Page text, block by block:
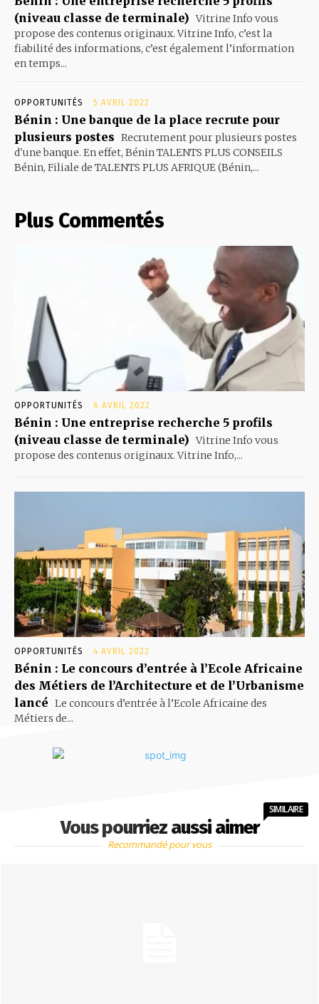
(niveau classe de terminale) Vitrine Info vous
propose des contenus originaux. Vitrine Info, c’est la
fiabilité des informations, c’est également l’information
en temps...
OPPORTUNITÉS 5 AVRIL 2022
Bénin : Une banque de la place recrute pour
plusieurs postes Recrutement pour plusieurs postes
d'une banque. En effet, Bénin TALENTS PLUS CONSEILS
Bénin, Filiale de TALENTS PLUS AFRIQUE (Bénin,...
Plus Commentés
OPPORTUNITÉS 6 AVRIL 2022
Bénin : Une entreprise recherche 5 profils
(niveau classe de terminale) Vitrine Info vous
propose des contenus originaux. Vitrine Info,...
OPPORTUNITÉS 4 AVRIL 2022
Bénin : Le concours d’entrée à l’Ecole Africaine
des Métiers de l’Architecture et de l’Urbanisme
lancé Le concours d’entrée à l’Ecole Africaine des
Métiers de...
Vous pourriez aussi aimer
SIMILAIRE
Recommandé pour vous